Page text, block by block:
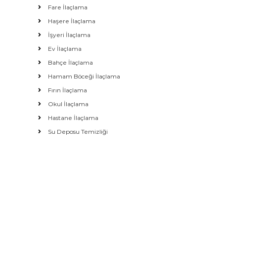
Fare İlaçlama
Haşere İlaçlama
İşyeri İlaçlama
Ev İlaçlama
Bahçe İlaçlama
Hamam Böceği İlaçlama
Fırın İlaçlama
Okul İlaçlama
Hastane İlaçlama
Su Deposu Temizliği